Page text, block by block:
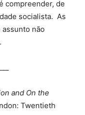
compreender, de
socialista. As
não
and On the
Twentieth